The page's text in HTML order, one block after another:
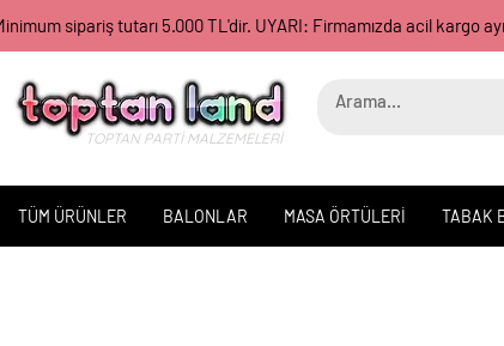
sipariş tutarı 5.000 TL'dir. UYARI: Firmamızda acil
TOPTAN PARTİ MALZEMELERİ
TÜM ÜRÜNLER BALONLAR MASA ÖRTÜLERİ TABAK